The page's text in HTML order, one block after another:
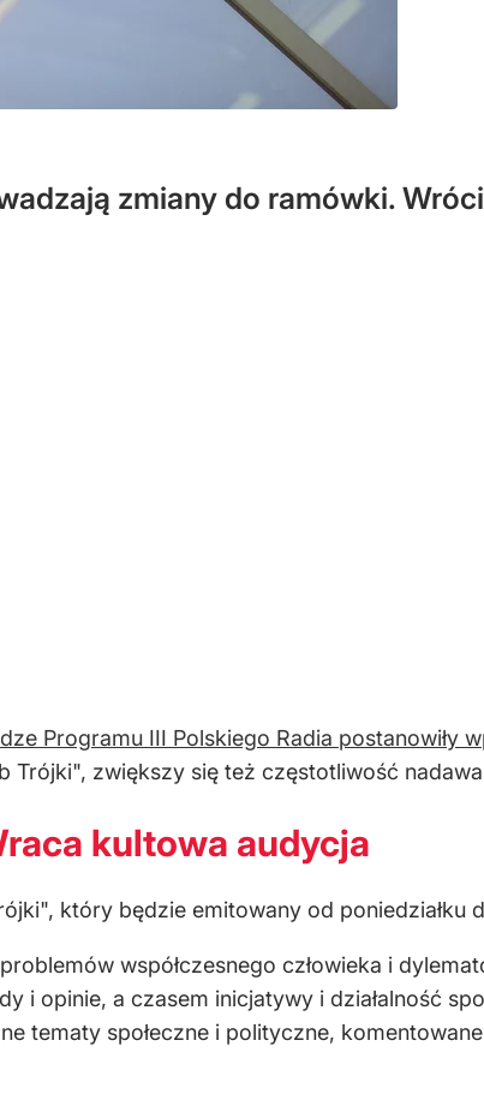
zmiany do ramówki.
Programu III Polskiego Radia postanowiły
Trójki", zwiększy się też częstotliwość
kultowa audycja
który będzie emitowany od poniedziałku
współczesnego człowieka i
i opinie, a czasem inicjatywy i działalność
tematy społeczne i polityczne,